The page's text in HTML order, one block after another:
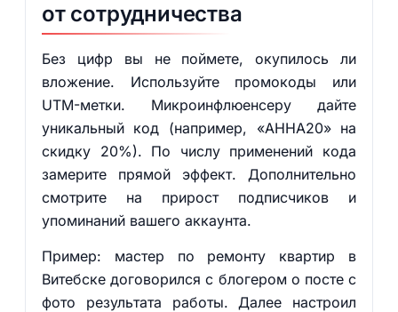
от сотрудничества
Без цифр вы не поймете, окупилось ли
вложение. Используйте промокоды или
UTM-метки. Микроинфлюенсеру дайте
уникальный код (например, «АННА20» на
скидку 20%). По числу применений кода
замерите прямой эффект. Дополнительно
смотрите на прирост подписчиков и
упоминаний вашего аккаунта.
Пример: мастер по ремонту квартир в
Витебске договорился с блогером о посте с
фото результата работы. Далее настроил